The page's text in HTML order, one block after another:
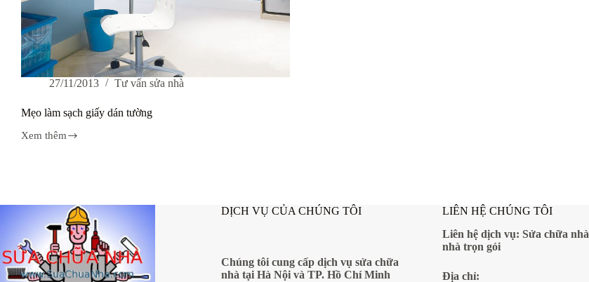
27/11/2013 Tư vấn sửa nhà
Mẹo làm sạch giấy dán tường
Xem thêm
Mẹo
DỊCH VỤ CỦA CHÚNG TÔI
Chúng tôi cung cấp dịch vụ sửa chữa
nhà tại Hà Nội và TP. Hồ Chí Minh
LIÊN HỆ CHÚNG TÔI
Liên hệ dịch vụ: Sửa chữa nhà
nhà trọn gói
Địa chỉ: